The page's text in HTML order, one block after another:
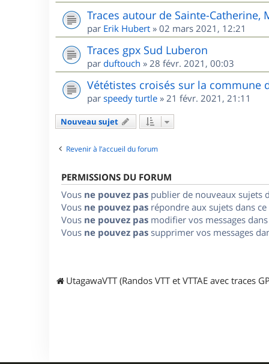
Traces autour de Sainte-Catherine,
par Erik Hubert » 02 mars 2021, 12:21
Traces gpx Sud Luberon
par duftouch » 28 févr. 2021, 00:03
Vététistes croisés sur la commune
par speedy turtle » 21 févr. 2021, 21:11
Nouveau sujet
Revenir à l’accueil du forum
PERMISSIONS DU FORUM
Vous ne pouvez pas publier de nouveaux sujets
Vous ne pouvez pas répondre aux sujets dans
Vous ne pouvez pas modifier vos messages
Vous ne pouvez pas supprimer vos messages
UtagawaVTT (Randos VTT et VTTAE avec traces